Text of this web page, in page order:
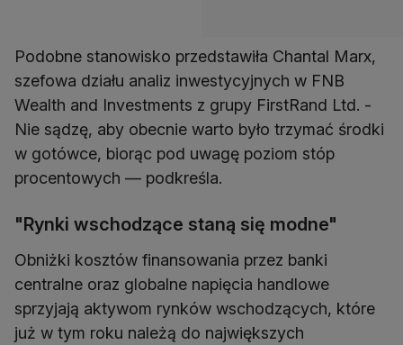
Podobne stanowisko przedstawiła Chantal Marx,
szefowa działu analiz inwestycyjnych w FNB
Wealth and Investments z grupy FirstRand Ltd. -
Nie sądzę, aby obecnie warto było trzymać środki
w gotówce, biorąc pod uwagę poziom stóp
procentowych — podkreśla.
"Rynki wschodzące staną się modne"
Obniżki kosztów finansowania przez banki
centralne oraz globalne napięcia handlowe
sprzyjają aktywom rynków wschodzących, które
już w tym roku należą do największych